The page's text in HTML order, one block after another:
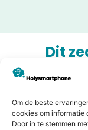
Om de beste
cookies om informatie
Door in te stemmen
Dit
Jouw
Bij